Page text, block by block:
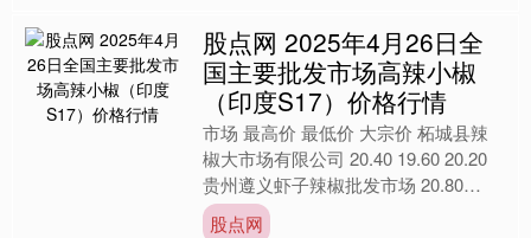
股点网 2025年4月26日全
国主要批发市场高辣小椒
（印度S17）价格行情
市场 最高价 最低价 大宗价 柘城县辣
椒大市场有限公司 20.40 19.60 20.20
贵州遵义虾子辣椒批发市场 20.80
20.00 20.40 全国高....
股点网